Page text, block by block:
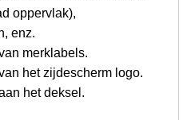
oppervlak),
enz.
merklabels.
het zijdescherm logo.
het deksel.